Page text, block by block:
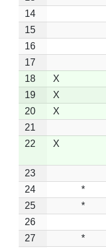
14
15
16
17
18
X
19
X
20
X
21
22
X
23
24
*
25
*
26
27
*